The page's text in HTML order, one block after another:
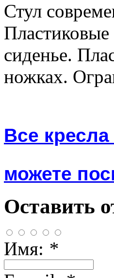
Стул
сиденье.
ножках.
Все
можете
Оставить
Имя: *